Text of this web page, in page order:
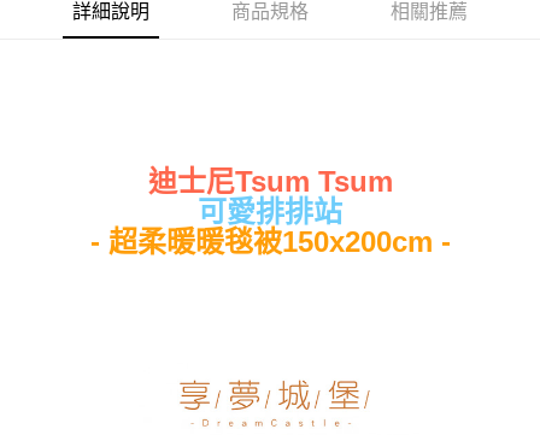
全家★依產品說明
每筆NT$80，滿NT$699(含以上)免運費
詳細說明 商品規格 相關推薦
迪士尼Tsum Tsum
可愛排排站
- 超柔暖暖毯被150x200cm -